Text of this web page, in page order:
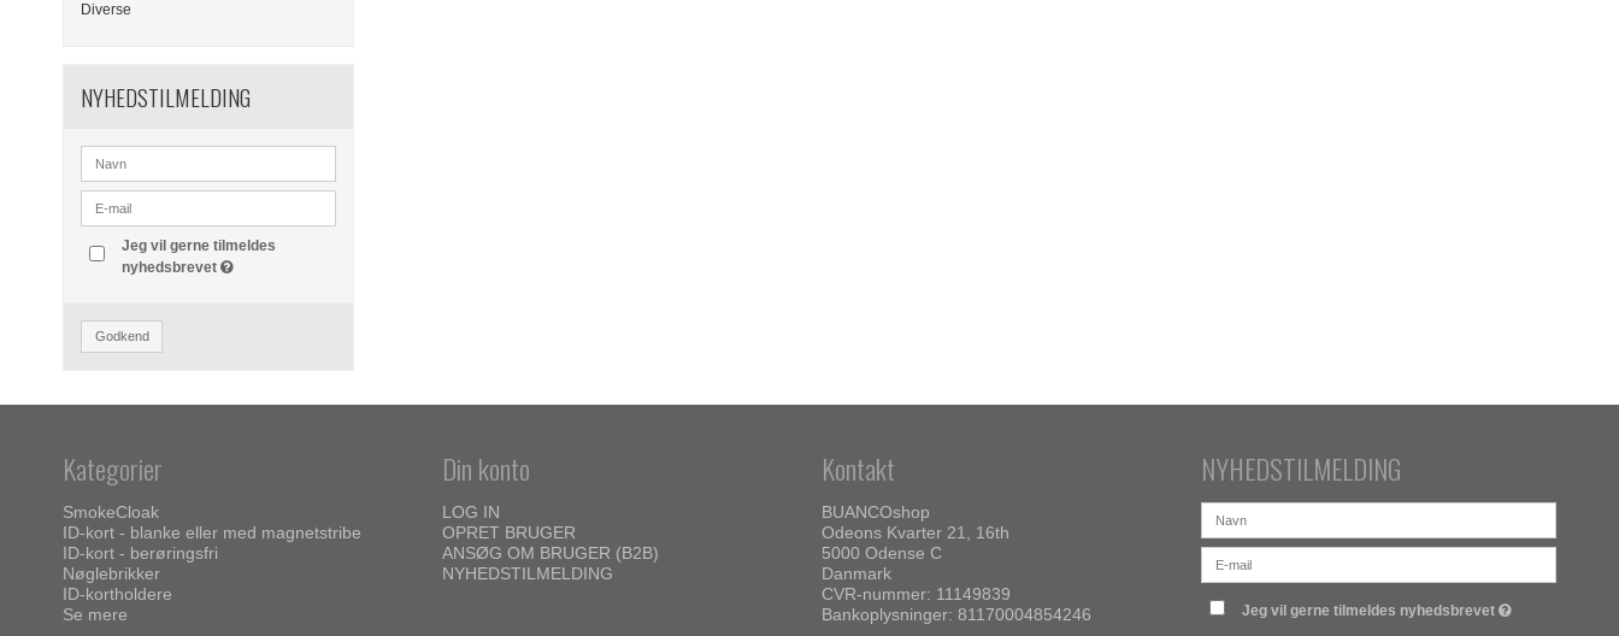
Diverse
NYHEDSTILMELDING
Jeg vil gerne tilmeldes
nyhedsbrevet
Godkend
Kategorier
SmokeCloak
ID-kort - blanke eller med magnetstribe
ID-kort - berøringsfri
Nøglebrikker
ID-kortholdere
Se mere
Din konto
LOG IN
OPRET BRUGER
ANSØG OM BRUGER (B2B)
NYHEDSTILMELDING
Kontakt
BUANCOshop
Odeons Kvarter 21, 16th
5000 Odense C
Danmark
CVR-nummer: 11149839
Bankoplysninger: 81170004854246
NYHEDSTILMELDING
Jeg vil gerne tilmeldes nyhedsbrevet